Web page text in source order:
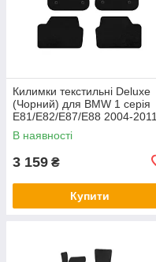
Килимки текстильні Deluxe
(Чорний) для BMW 1 серія
E81/E82/E87/E88 2004-2011
рр
В наявності
3 159 ₴
Купити